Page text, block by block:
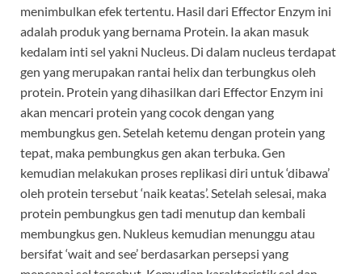
menimbulkan efek tertentu. Hasil dari Effector Enzym ini
adalah produk yang bernama Protein. Ia akan masuk
kedalam inti sel yakni Nucleus. Di dalam nucleus terdapat
gen yang merupakan rantai helix dan terbungkus oleh
protein. Protein yang dihasilkan dari Effector Enzym ini
akan mencari protein yang cocok dengan yang
membungkus gen. Setelah ketemu dengan protein yang
tepat, maka pembungkus gen akan terbuka. Gen
kemudian melakukan proses replikasi diri untuk ‘dibawa’
oleh protein tersebut ‘naik keatas’. Setelah selesai, maka
protein pembungkus gen tadi menutup dan kembali
membungkus gen. Nukleus kemudian menunggu atau
bersifat ‘wait and see’ berdasarkan persepsi yang